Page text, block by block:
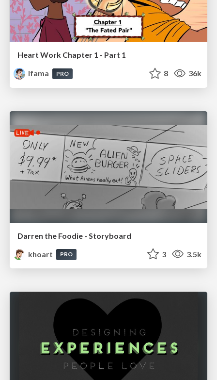
Heart Work Chapter 1 - Part 1
lfama
PRO 8 36k
Darren the Foodie - Storyboard
khoart
PRO 3 3.5k